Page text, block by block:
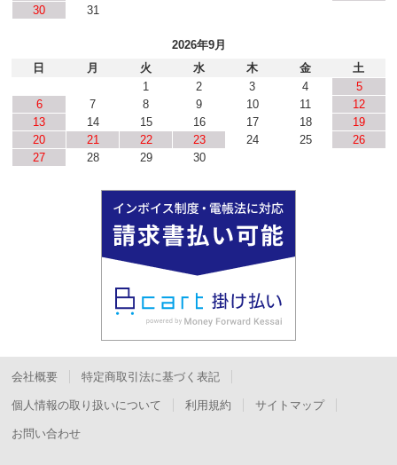
30
31
2026年9月
日
月 火 水 木 金
土
1
2 3 4
5
6
7 8 9 10 11
12
13
14 15 16 17 18
19
20
21 22 23 24 25
26
27
28 29 30
会社概要 特定商取引法に基づく表記
個人情報の取り扱いについて 利用規約 サイトマップ
お問い合わせ